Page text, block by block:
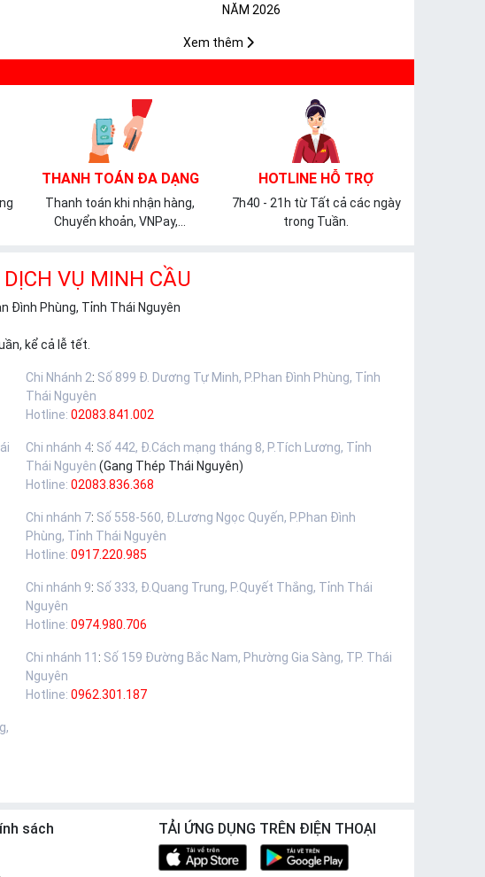
Xem thêm
THANH TOÁN ĐA DẠNG
Thanh toán khi nhận hàng,
Chuyển khoản, VNPay,...
HOTLINE HỖ TRỢ
7h40 - 21h từ Tất cả các ngày
trong Tuần.
VỤ MINH CẦU
Đình Phùng, Tỉnh Thái Nguyên
kể cả lễ tết.
Chi Nhánh 2: Số 899 Đ. Dương Tự Minh, P.Phan Đình Phùng, Tỉnh
Thái Nguyên
Hotline: 02083.841.002
Chi nhánh 4: Số 442, Đ.Cách mạng tháng 8, P.Tích Lương, Tỉnh
Thái Nguyên (Gang Thép Thái Nguyên)
Hotline: 02083.836.368
Chi nhánh 7: Số 558-560, Đ.Lương Ngọc Quyến, P.Phan Đình
Phùng, Tỉnh Thái Nguyên
Hotline: 0917.220.985
Chi nhánh 9: Số 333, Đ.Quang Trung, P.Quyết Thắng, Tỉnh Thái
Nguyên
Hotline: 0974.980.706
Chi nhánh 11 : Số 159 Đường Bắc Nam, Phường Gia Sàng, TP. Thái
Nguyên
Hotline: 0962.301.187
sách TẢI ỨNG DỤNG TRÊN ĐIỆN THOẠI